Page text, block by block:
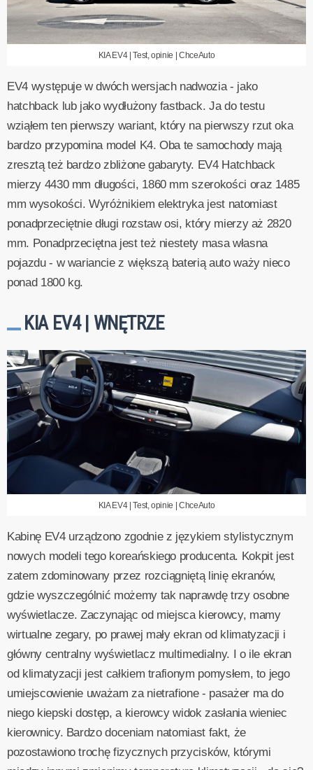
KIA EV4 | Test, opinie | ChceAuto
EV4 występuje w dwóch wersjach nadwozia - jako
hatchback lub jako wydłużony fastback. Ja do testu
wziąłem ten pierwszy wariant, który na pierwszy rzut oka
bardzo przypomina model K4. Oba te samochody mają
zresztą też bardzo zbliżone gabaryty. EV4 Hatchback
mierzy 4430 mm długości, 1860 mm szerokości oraz 1485
mm wysokości. Wyróżnikiem elektryka jest natomiast
ponadprzeciętnie długi rozstaw osi, który mierzy aż 2820
mm. Ponadprzeciętna jest też niestety masa własna
pojazdu - w wariancie z większą baterią auto waży nieco
ponad 1800 kg.
KIA EV4 | WNĘTRZE
KIA EV4 | Test, opinie | ChceAuto
Kabinę EV4 urządzono zgodnie z językiem stylistycznym
nowych modeli tego koreańskiego producenta. Kokpit jest
zatem zdominowany przez rozciągniętą linię ekranów,
gdzie wyszczególnić możemy tak naprawdę trzy osobne
wyświetlacze. Zaczynając od miejsca kierowcy, mamy
wirtualne zegary, po prawej mały ekran od klimatyzacji i
główny centralny wyświetlacz multimedialny. I o ile ekran
od klimatyzacji jest całkiem trafionym pomysłem, to jego
umiejscowienie uważam za nietrafione - pasażer ma do
niego kiepski dostęp, a kierowcy widok zasłania wieniec
kierownicy. Bardzo doceniam natomiast fakt, że
pozostawiono trochę fizycznych przycisków, którymi